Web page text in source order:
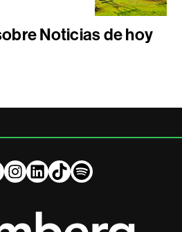
Noticias de hoy